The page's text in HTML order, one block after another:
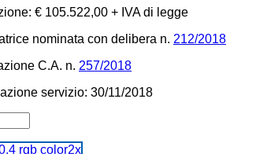
€ 105.522,00 + IVA di legge
nominata con delibera n. 212/2018
C.A. n. 257/2018
servizio: 30/11/2018